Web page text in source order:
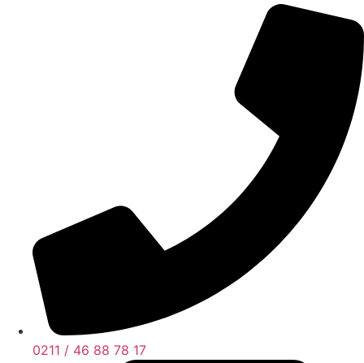
0211 / 46 88 78 17